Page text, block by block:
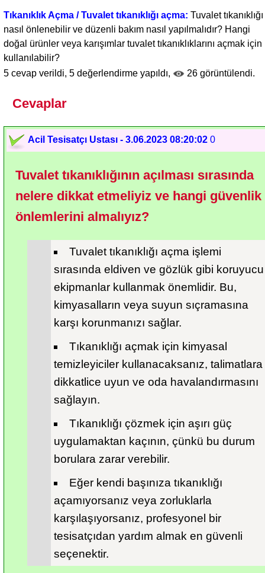
Tıkanıklık Açma / Tuvalet tıkanıklığı açma: Tuvalet tıkanıklığı
nasıl önlenebilir ve düzenli bakım nasıl yapılmalıdır? Hangi
doğal ürünler veya karışımlar tuvalet tıkanıklıklarını açmak için
kullanılabilir?
5 cevap verildi, 5 değerlendirme yapıldı, 26 görüntülendi.
Cevaplar
Acil Tesisatçı Ustası - 3.06.2023 08:20:02 0
Tuvalet tıkanıklığının açılması sırasında
nelere dikkat etmeliyiz ve hangi güvenlik
önlemlerini almalıyız?
Tuvalet tıkanıklığı açma işlemi
sırasında eldiven ve gözlük gibi koruyucu
ekipmanlar kullanmak önemlidir. Bu,
kimyasalların veya suyun sıçramasına
karşı korunmanızı sağlar.
Tıkanıklığı açmak için kimyasal
temizleyiciler kullanacaksanız, talimatlara
dikkatlice uyun ve oda havalandırmasını
sağlayın.
Tıkanıklığı çözmek için aşırı güç
uygulamaktan kaçının, çünkü bu durum
borulara zarar verebilir.
Eğer kendi başınıza tıkanıklığı
açamıyorsanız veya zorluklarla
karşılaşıyorsanız, profesyonel bir
tesisatçıdan yardım almak en güvenli
seçenektir.